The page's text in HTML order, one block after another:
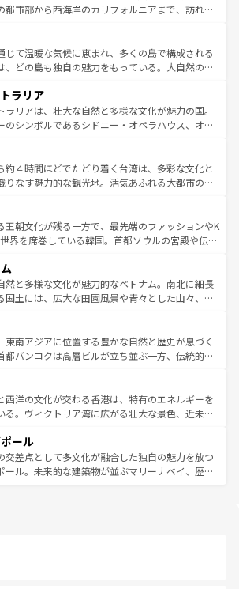
きる。国民の所得が高いため物価も高いが、旅行
費無料で観光を楽しむこともできる。 なお、新
ス情報はコンテンツ一覧 を参照してほしい。
都市部から西海岸のカリフォルニアまで、訪れる
巨大都市は、観光、ショッピング、エンターテイ
が詰まった刺激的なスポットだ。一方、アメリカ
大自然が広がり、グランドキャニオンやイエロー
ーオーリンズでは、音楽と美食が融合した独特の
力。旅行者はアメリカの各地域で異なる魅力を楽
ら、その多様性と豊かな歴史を感じることができ
な旅のスタイルだ。 なお、新着のアメリカ
ンテンツ一覧を参照してほしい。
じて温暖な気候に恵まれ、多くの島で構成される
、どの島も独自の魅力をもっている。大自然の神
見逃せない。また、定番の観光地といえばオアフ
静かな自然を求めるならマウイ島やカウアイ島が
。エメラルドグリーンに輝く海をはじめ、豊かな
てなしの心で訪れる人々を迎えてくれるハワイの
いしいローカルフードやハワイアンミュージッ
的なフラダンスなど、すべてがハワイの魅力を彩
味わってほしい。 なお、新着のハワイ情報
ンツ一覧を参照してほしい。
ラリア
ラリアは、壮大な自然と多様な文化が魅力の国。
のシンボルであるシドニー・オペラハウス、オー
フや大陸中央部にそびえるウルル（エアーズロッ
スマニアの美しい原生林やケアンズの熱帯雨林な
ころがたくさん。また、カフェやワイン、オージ
クティビティも充実しており、サーフィンやダイ
ハイキングなど、アウトドア好きにはたまらな
ストラリアの多彩な魅力を存分に味わいつくそ
しい。
約４時間ほどでたどり着く台湾は、多彩な文化と
りなす魅力的な観光地。活気あふれる大都市の台
ひつな山岳地帯である台湾東部など、都市の喧騒
静けさが共存しており、訪れる人に新しい発見と
たらしてくれる。また、奥深い台湾の食文化も魅
いと評判のスイーツなど、バラエティ豊かな料理
が味わえる。 なお、新着の台湾情報は コンテンツ一覧を参
しい。
王朝文化が残る一方で、最先端のファッションやK
界を席巻している韓国。首都ソウルの宮殿や伝統
に足を延ばせば四季折々の自然美を楽しむことが
そして、キムチや焼肉、絶品のストリートフード
まざまな韓国料理が待っている。夜には、韓国な
包まれながら、韓国の多彩な魅力を心ゆくまで味
わってみてほしい。 なお、新着の韓国情報はコンテンツ一
してほしい。
然と多様な文化が魅力的なベトナム。南北に細長
国土には、広大な田園風景や青々とした山々、世
展と共に伝統が息づく。ハノイの古い町並みやホ
市のフランス統治時代の建物も、独特の雰囲気を
ている。また、バラエティの豊かさとおいしさで
ォーやバインミー、ベトナムコーヒーなどは、ぜ
味わいたい。どの地域を訪れてもあたたかい人々
を迎えてくれるので、きっと忘れられない旅にな
しい。
東南アジアに位置する豊かな自然と歴史が息づく
都バンコクは高層ビルが立ち並ぶ一方、伝統的な
交差している。北部ではチェンマイなどの山岳地
と触れ合い、南部ではプーケットやクラビの美し
でリゾート気分を楽しむことができる。タイ料理
気候は一年中温暖で、どの季節にも異なる楽しみ
いる。親しみやすいタイの人々、仏教を中心とし
そして多様な観光資源が、訪れる旅人を魅了し続
西洋の文化が交わる香港は、特有のエネルギーを
る。ヴィクトリア湾に広がる壮大な景色、近未来
を訪れても感動するはず。観光スポットが密集し
効率よく見どころを回れるのも魅力。息をのむよ
から文化的な体験まで、香港を存分に楽しみ尽く
ール
交差点として多文化が融合した独自の魅力を放つ
ール。未来的な建築物が並ぶマリーナベイ、歴史
カーズは地元の風情を楽しめる外せないスポット